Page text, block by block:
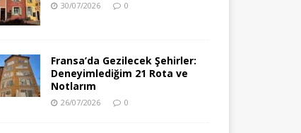
30/07/2026 0
Fransa’da Gezilecek Şehirler:
Deneyimlediğim 21 Rota ve
Notlarım
26/07/2026 0